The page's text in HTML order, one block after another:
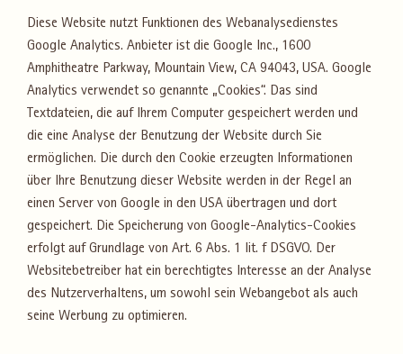
Diese Website nutzt Funktionen des Webanalysedienstes
Google Analytics. Anbieter ist die Google Inc., 1600
Amphitheatre Parkway, Mountain View, CA 94043, USA. Google
Analytics verwendet so genannte „Cookies“. Das sind
Textdateien, die auf Ihrem Computer gespeichert werden und
die eine Analyse der Benutzung der Website durch Sie
ermöglichen. Die durch den Cookie erzeugten Informationen
über Ihre Benutzung dieser Website werden in der Regel an
einen Server von Google in den USA übertragen und dort
gespeichert. Die Speicherung von Google-Analytics-Cookies
erfolgt auf Grundlage von Art. 6 Abs. 1 lit. f DSGVO. Der
Websitebetreiber hat ein berechtigtes Interesse an der Analyse
des Nutzerverhaltens, um sowohl sein Webangebot als auch
seine Werbung zu optimieren.